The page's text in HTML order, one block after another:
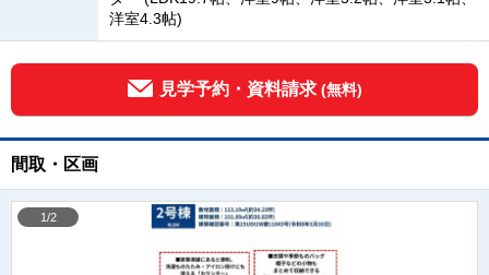
洋室4.3帖)
見学予約・資料請求 (無料)
間取・区画
1/2